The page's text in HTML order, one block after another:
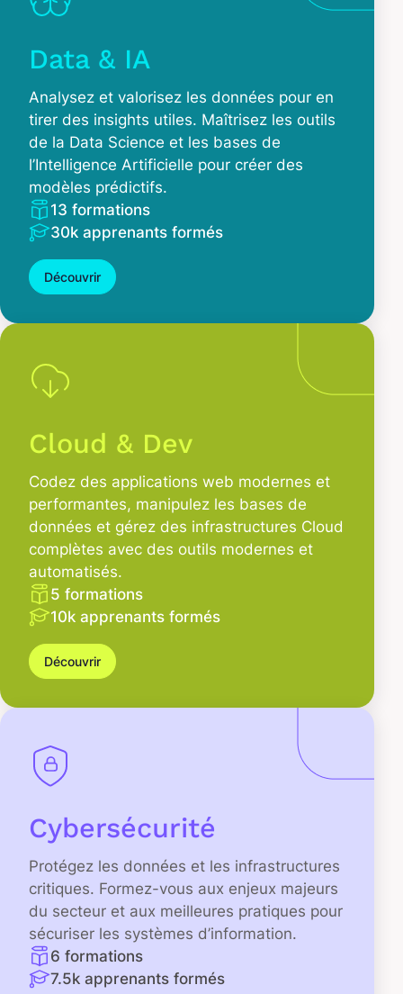
Data & IA
Analysez et valorisez les données pour en
tirer des insights utiles. Maîtrisez les outils
de la Data Science et les bases de
l’Intelligence Artificielle pour créer des
modèles prédictifs.
13 formations
30k apprenants formés
Découvrir
Cloud & Dev
Codez des applications web modernes et
performantes, manipulez les bases de
données et gérez des infrastructures Cloud
complètes avec des outils modernes et
automatisés.
5 formations
10k apprenants formés
Découvrir
Cybersécurité
Protégez les données et les infrastructures
critiques. Formez-vous aux enjeux majeurs
du secteur et aux meilleures pratiques pour
sécuriser les systèmes d’information.
6 formations
7.5k apprenants formés